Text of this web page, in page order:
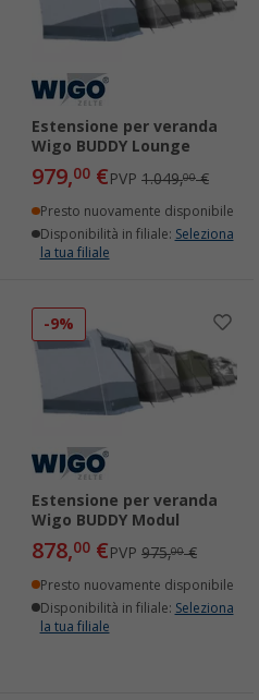
Estensione per veranda
Wigo BUDDY Lounge
979,00 €PVP 1.049,00€
Presto nuovamente disponibile
Disponibilità in filiale: Seleziona
la tua filiale
-9%
Estensione per veranda
Wigo BUDDY Modul
878,00 €PVP 975,00€
Presto nuovamente disponibile
Disponibilità in filiale: Seleziona
la tua filiale